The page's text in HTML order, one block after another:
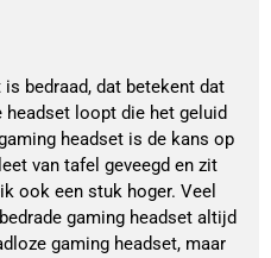
bedraad, dat betekent dat
headset loopt die het geluid
headset is de kans op
van tafel geveegd en zit
ook een stuk hoger. Veel
gaming headset altijd
gaming headset, maar